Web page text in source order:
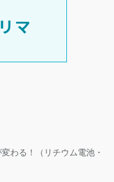
わる！（リチウム電池・